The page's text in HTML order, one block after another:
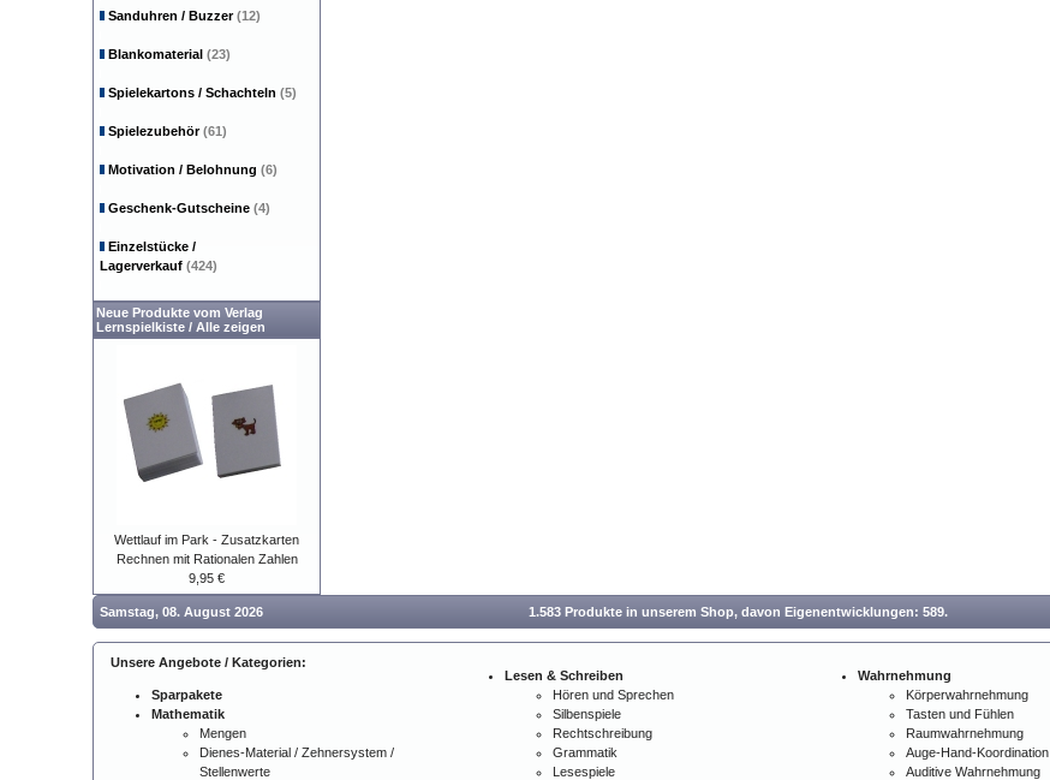
Sanduhren / Buzzer(12)
Blankomaterial (23)
Spielekartons / Schachteln (5)
Spielezubehör(61)
Motivation / Belohnung (6)
Geschenk-Gutscheine (4)
Einzelstücke /
Lagerverkauf (424)
Neue Produkte vom Verlag
Lernspielkiste / Alle zeigen
Wettlauf im Park - Zusatzkarten
Rechnen mit Rationalen Zahlen
9,95 €
Samstag, 08. August 2026 1.583 Produkte in unserem Shop, davon Eigenentwicklungen: 589.
Unsere Angebote / Kategorien:
Sparpakete
Mathematik
Mengen
Dienes-Material / Zehnersystem /
Stellenwerte
Lesen & Schreiben
Hören und Sprechen
Silbenspiele
Rechtschreibung
Grammatik
Lesespiele
Wahrnehmung
Körperwahrnehmung
Tasten und Fühlen
Raumwahrnehmung
Auge-Hand-Koordination
Auditive Wahrnehmung